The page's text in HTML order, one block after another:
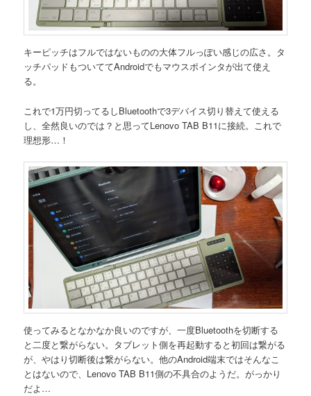
キーピッチはフルではないものの大体フルっぽい感じの広さ。タ
ッチパッドもついててAndroidでもマウスポインタが出て使え
る。
これで1万円切ってるしBluetoothで3デバイス切り替えて使える
し、全然良いのでは？と思ってLenovo TAB B11に接続。これで
理想形…！
使ってみるとなかなか良いのですが、一度Bluetoothを切断する
と二度と繋がらない。タブレット側を再起動すると初回は繋がる
が、やはり切断後は繋がらない。他のAndroid端末ではそんなこ
とはないので、Lenovo TAB B11側の不具合のようだ。がっかり
だよ…